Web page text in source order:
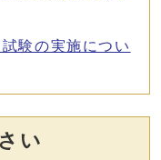
験の実施につい
い